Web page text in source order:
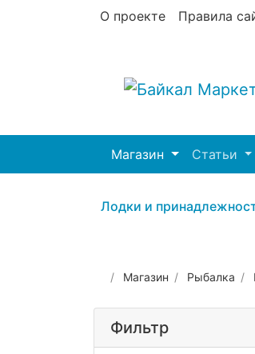
О проекте Правила
Магазин Статьи
Лодки и
Магазин Рыбалка
Фильтр